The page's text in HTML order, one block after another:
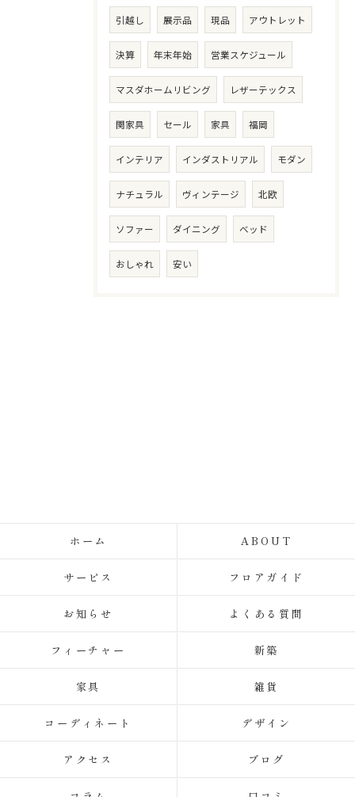
引越し 展示品 現品 アウトレット
決算 年末年始 営業スケジュール
マスダホームリビング レザーテックス
関家具 セール 家具 福岡
インテリア インダストリアル モダン
ナチュラル ヴィンテージ 北欧
ソファー ダイニング ベッド
おしゃれ 安い
ホーム ABOUT
サービス フロアガイド
お知らせ よくある質問
フィーチャー 新築
家具 雑貨
コーディネート デザイン
アクセス ブログ